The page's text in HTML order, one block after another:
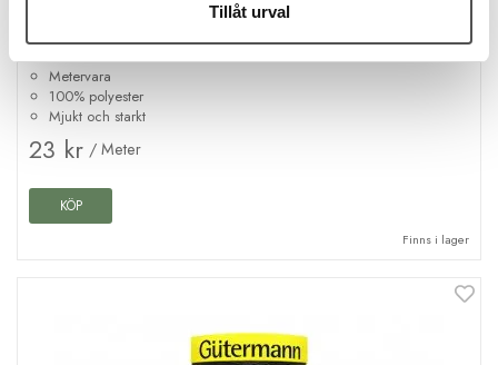
Tillåt urval
Mjukt väskband 25mm beige
Metervara
100% polyester
Mjukt och starkt
23 kr / Meter
KÖP
Finns i lager